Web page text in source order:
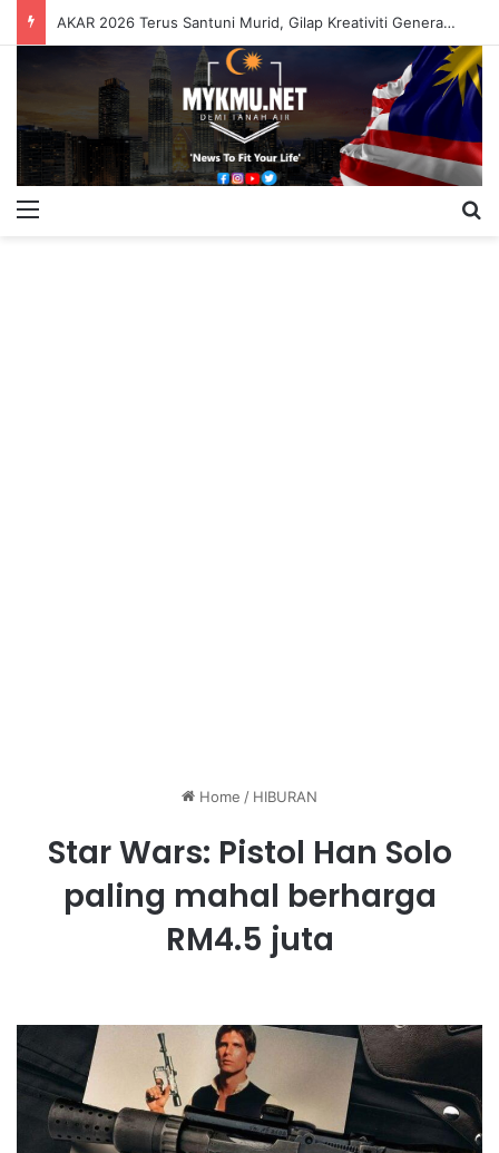
AKAR 2026 Terus Santuni Murid, Gilap Kreativiti Generasi Muda
Home / HIBURAN
Star Wars: Pistol Han Solo
paling mahal berharga
RM4.5 juta